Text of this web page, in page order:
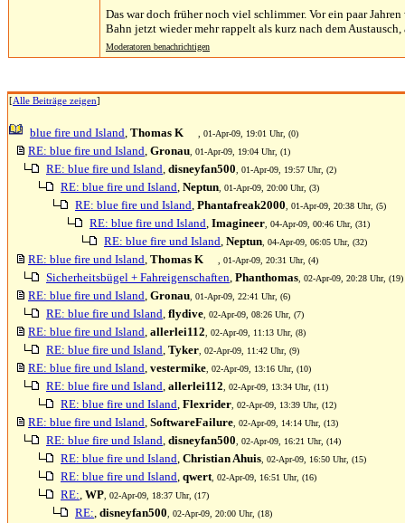
Das war doch früher noch viel schlimmer. Vor ein paar
Bahn jetzt wieder mehr rappelt als kurz nach dem
Moderatoren benachrichtigen
[Alle Beiträge zeigen]
blue fire und Island, Thomas K , 01-Apr-09, 19:01 Uhr, (0)
RE: blue fire und Island, Gronau , 01-Apr-09, 19:04 Uhr, (1)
RE: blue fire und Island, disneyfan500 , 01-Apr-09, 19:57 Uhr, (2)
RE: blue fire und Island, Neptun , 01-Apr-09, 20:00 Uhr, (3)
RE: blue fire und Island, Phantafreak2000 , 01-Apr-09, 20:38 Uhr, (5)
RE: blue fire und Island, Imagineer , 04-Apr-09, 00:46 Uhr, (31)
RE: blue fire und Island, Neptun , 04-Apr-09, 06:05 Uhr, (32)
RE: blue fire und Island, Thomas K , 01-Apr-09, 20:31 Uhr, (4)
Sicherheitsbügel + Fahreigenschaften, Phanthomas , 02-Apr-09, 20:28 Uhr, (19)
RE: blue fire und Island, Gronau , 01-Apr-09, 22:41 Uhr, (6)
RE: blue fire und Island, flydive , 02-Apr-09, 08:26 Uhr, (7)
RE: blue fire und Island, allerlei112 , 02-Apr-09, 11:13 Uhr, (8)
RE: blue fire und Island, Tyker , 02-Apr-09, 11:42 Uhr, (9)
RE: blue fire und Island, vestermike , 02-Apr-09, 13:16 Uhr, (10)
RE: blue fire und Island, allerlei112 , 02-Apr-09, 13:34 Uhr, (11)
RE: blue fire und Island, Flexrider , 02-Apr-09, 13:39 Uhr, (12)
RE: blue fire und Island, SoftwareFailure , 02-Apr-09, 14:14 Uhr, (13)
RE: blue fire und Island, disneyfan500 , 02-Apr-09, 16:21 Uhr, (14)
RE: blue fire und Island, Christian Ahuis , 02-Apr-09, 16:50 Uhr, (15)
RE: blue fire und Island, qwert , 02-Apr-09, 16:51 Uhr, (16)
RE:, WP , 02-Apr-09, 18:37 Uhr, (17)
RE:, disneyfan500 , 02-Apr-09, 20:00 Uhr, (18)